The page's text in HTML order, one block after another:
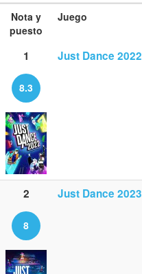
Nota y
puesto
Juego
1 Just Dance 2022
8.3
2 Just Dance 2023
8